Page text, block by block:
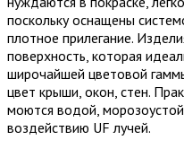
поскольку оснащены
плотное прилегание.
поверхность, которая
широчайшей цветовой
цвет крыши, окон, стен.
моются водой,
воздействию UF лучей.